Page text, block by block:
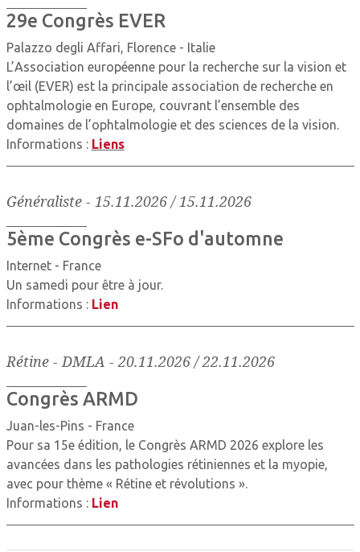
29e Congrès EVER
Palazzo degli Affari, Florence - Italie
L’Association européenne pour la recherche sur la vision et
l’œil (EVER) est la principale association de recherche en
ophtalmologie en Europe, couvrant l’ensemble des
domaines de l’ophtalmologie et des sciences de la vision.
Informations : Liens
Généraliste- 15.11.2026 / 15.11.2026
5ème Congrès e-SFo d'automne
Internet - France
Un samedi pour être à jour.
Informations : Lien
Rétine - DMLA -20.11.2026 / 22.11.2026
Congrès ARMD
Juan-les-Pins - France
Pour sa 15e édition, le Congrès ARMD 2026 explore les
avancées dans les pathologies rétiniennes et la myopie,
avec pour thème « Rétine et révolutions ».
Informations : Lien